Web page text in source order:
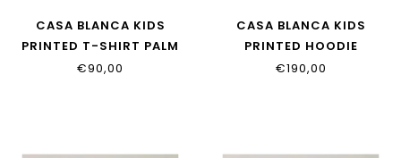
CASA BLANCA KIDS
PRINTED T-SHIRT PALM
TREE EMBLEM BLUE
€90,00
CASA BLANCA KIDS
PRINTED HOODIE
CASAWAY
€190,00